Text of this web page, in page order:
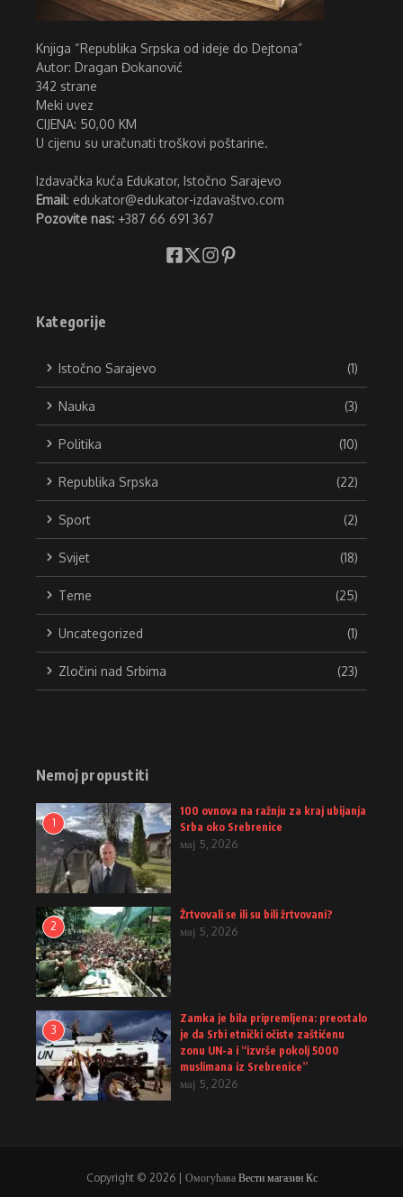
Knjiga “Republika Srpska od ideje do Dejtona”
Autor: Dragan Đokanović
342 strane
Meki uvez
CIJENA: 50,00 KM
U cijenu su uračunati troškovi poštarine.
Izdavačka kuća Edukator, Istočno Sarajevo
Email: edukator@edukator-izdavaštvo.com
Pozovite nas: +387 66 691 367
Kategorije
Istočno Sarajevo (1)
Nauka (3)
Politika (10)
Republika Srpska (22)
Sport (2)
Svijet (18)
Teme (25)
Uncategorized (1)
Zločini nad Srbima (23)
Nemoj propustiti
1
100 ovnova na ražnju za kraj ubijanja
Srba oko Srebrenice
мај 5, 2026
2
Žrtvovali se ili su bili žrtvovani?
мај 5, 2026
3
Zamka je bila pripremljena: preostalo
je da Srbi etnički očiste zaštićenu
zonu UN-a i “izvrše pokolj 5000
muslimana iz Srebrenice”
мај 5, 2026
Copyright © 2026 | Омогућава Вести магазин Кс